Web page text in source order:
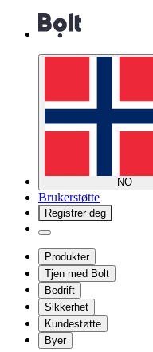
NO
Brukerstøtte
Registrer deg
Produkter
Tjen med Bolt
Bedrift
Sikkerhet
Kundestøtte
Byer